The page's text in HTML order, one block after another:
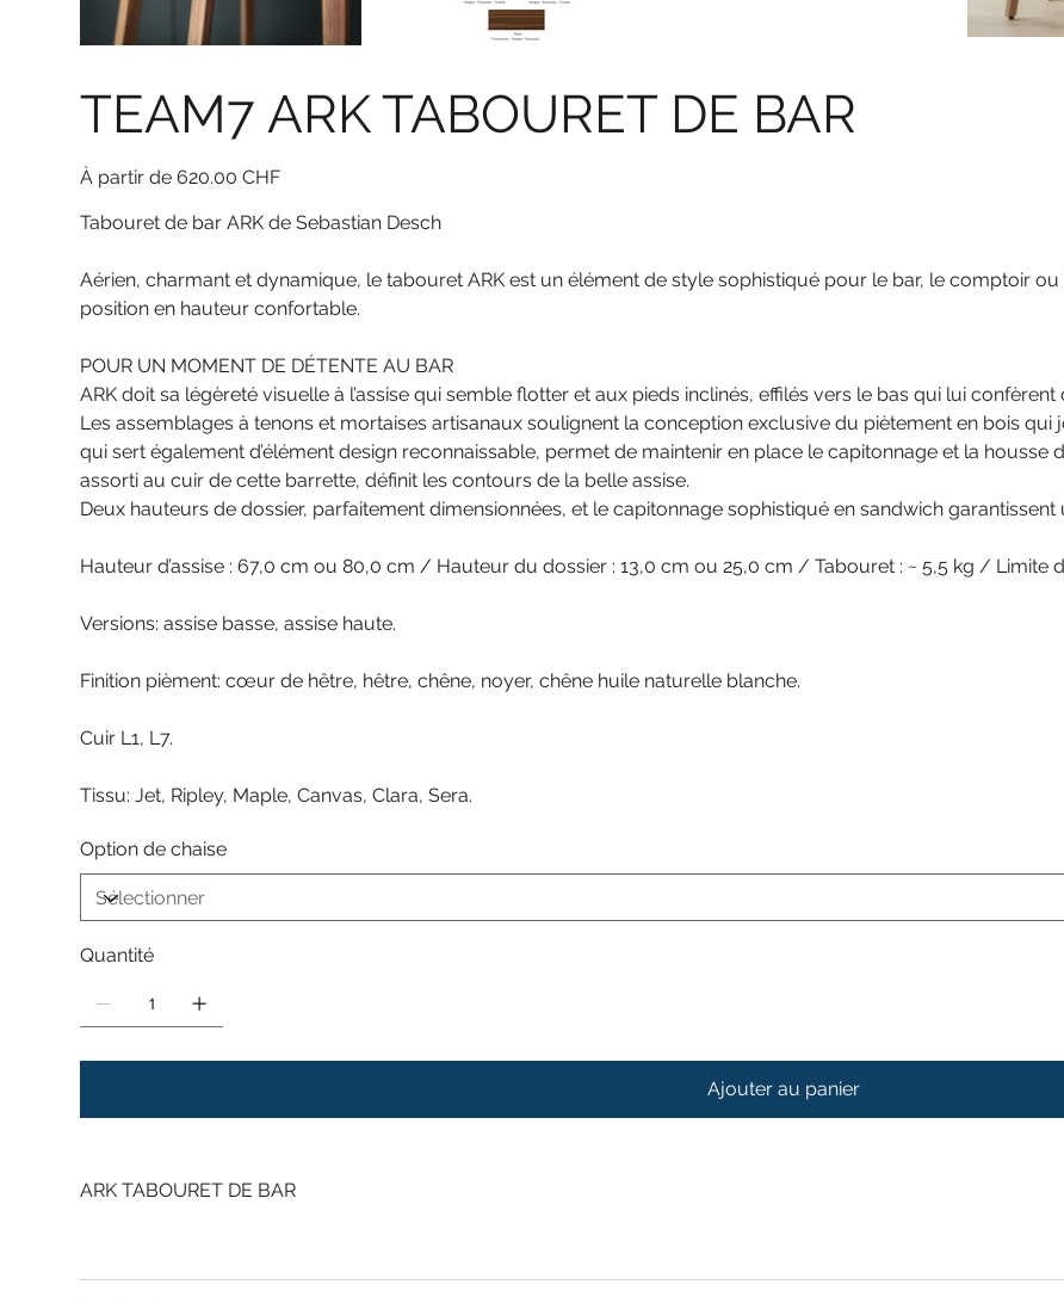
TEAM7 ARK TABOURET DE BAR
À partir de Prix
620.00 CHF
Tabouret de bar ARK de Sebastian Desch
Aérien, charmant et dynamique, le tabouret ARK est un élément de style sophistiqué pour le bar, le comptoir ou
position en hauteur confortable.
POUR UN MOMENT DE DÉTENTE AU BAR
ARK doit sa légèreté visuelle à l’assise qui semble flotter et aux pieds inclinés, effilés vers le bas qui lui
Les assemblages à tenons et mortaises artisanaux soulignent la conception exclusive du piètement en bois
qui sert également d’élément design reconnaissable, permet de maintenir en place le capitonnage et la housse
assorti au cuir de cette barrette, définit les contours de la belle assise.
Deux hauteurs de dossier, parfaitement dimensionnées, et le capitonnage sophistiqué en sandwich
Hauteur d’assise : 67,0 cm ou 80,0 cm / Hauteur du dossier : 13,0 cm ou 25,0 cm / Tabouret : ~ 5,5 kg / Limite
Versions: assise basse, assise haute.
Finition pièment: cœur de hêtre, hêtre, chêne, noyer, chêne huile naturelle blanche.
Cuir L1, L7.
Tissu: Jet, Ripley, Maple, Canvas, Clara, Sera.
Option de chaise
Quantité
Ajouter au panier
ARK TABOURET DE BAR